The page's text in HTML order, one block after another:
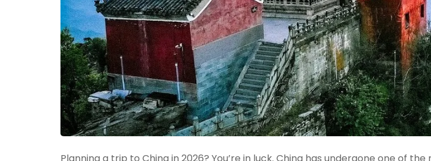
Planning a trip to China in 2026? You’re in luck. China has undergone one of